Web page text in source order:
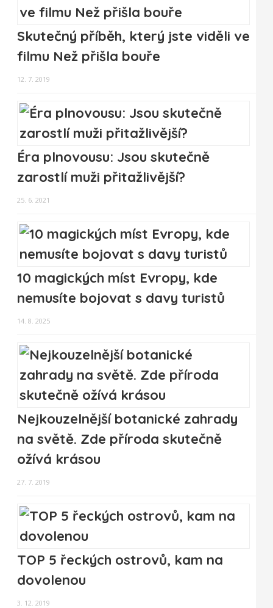
Skutečný příběh, který jste viděli ve
filmu Než přišla bouře
12. 7. 2019
Éra plnovousu: Jsou skutečně
zarostlí muži přitažlivější?
25. 6. 2021
10 magických míst Evropy, kde
nemusíte bojovat s davy turistů
14. 8. 2025
Nejkouzelnější botanické zahrady
na světě. Zde příroda skutečně
ožívá krásou
27. 7. 2019
TOP 5 řeckých ostrovů, kam na
dovolenou
3. 12. 2019